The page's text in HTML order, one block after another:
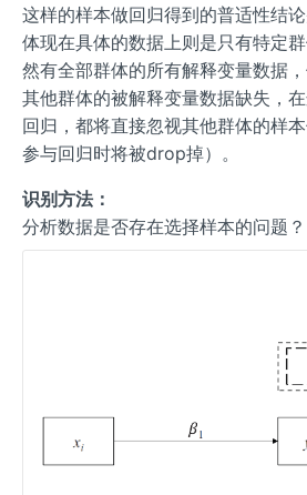
这样的样本做回归得到的普适性结论
体现在具体的数据上则是只有特定
然有全部群体的所有解释变量数据
其他群体的被解释变量数据缺失，
回归，都将直接忽视其他群体的样
参与回归时将被drop掉）。
识别方法：
分析数据是否存在选择样本的问题？